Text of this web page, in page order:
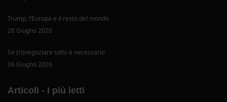
Trump, l’Europa e il resto del mondo
28 Giugno 2026
Se (ri)negoziare tutto è necessario
06 Giugno 2026
Articoli - I più letti